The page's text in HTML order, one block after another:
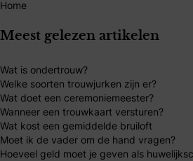
Home
Meest gelezen artikelen
Wat is ondertrouw?
Welke soorten trouwjurken zijn er?
Wat doet een ceremoniemeester?
Wanneer een trouwkaart versturen?
Wat kost een gemiddelde bruiloft
Moet ik de vader om de hand vragen?
Hoeveel geld moet je geven als